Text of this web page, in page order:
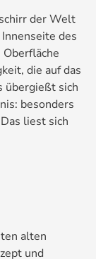
der Welt
des
die auf das
übergießt sich
besonders
liest sich
alten
und